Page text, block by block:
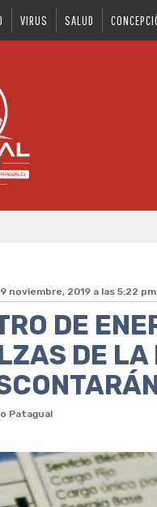
VIRUS SALUD
noviembre, 2019 a las 5:22
DE
DE LA
Patagual